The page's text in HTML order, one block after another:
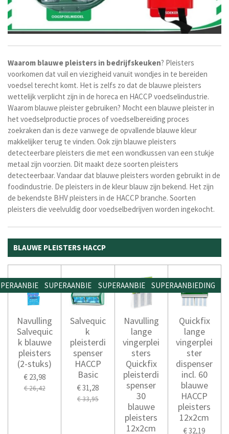
Waarom blauwe pleisters in bedrijfskeuken? Pleisters
voorkomen dat vuil en viezigheid vanuit wondjes in te bereiden
voedsel terecht komt. Het is zelfs zo dat de blauwe pleisters
wettelijk verplicht zijn in de horeca en HACCP voedselindustrie.
Waarom blauwe pleister gebruiken? Mocht een blauwe pleister in
het voedselproductie proces of voedselbereiding proces
zoekraken dan is deze vanwege de opvallende blauwe kleur
makkelijker terug te vinden. Ook zijn blauwe pleisters
detecteerbare pleisters die met een wondkussen van een stukje
metaal zijn voorzien. Dit maakt deze soorten pleisters
detecteerbaar. Vandaar dat blauwe pleisters worden gebruikt in de
foodindustrie. De pleisters in de kleur blauw zijn bekend. Het zijn
de bekendste BHV pleisters in de HACCP branche. Soorten
pleisters die veelvuldig door voedselbedrijven worden ingekocht.
BLAUWE PLEISTERS HACCP
Navulling
Salvequic
k blauwe
pleisters
(2-stuks)
€ 23,98
€ 26,42
SUPERAANBIEDING
Salvequic
k
pleisterdi
spenser
HACCP
Basic
€ 31,28
€ 33,95
SUPERAANBIEDING
Navulling
lange
vingerplei
sters
Quickfix
pleisterdi
spenser
30
blauwe
pleisters
12x2cm
SUPERAANBIEDING
Quickfix
lange
vingerplei
ster
dispenser
incl. 60
blauwe
HACCP
pleisters
12x2cm
€ 32,19